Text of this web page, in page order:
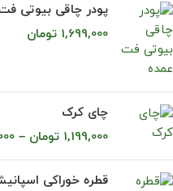
پودر چاقی بیوتی
1,699,000 تومان
چای کرک
1,199,000 تومان –
قطره خوراکی